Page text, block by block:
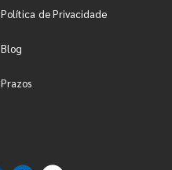
Política de Privacidade
Blog
Prazos